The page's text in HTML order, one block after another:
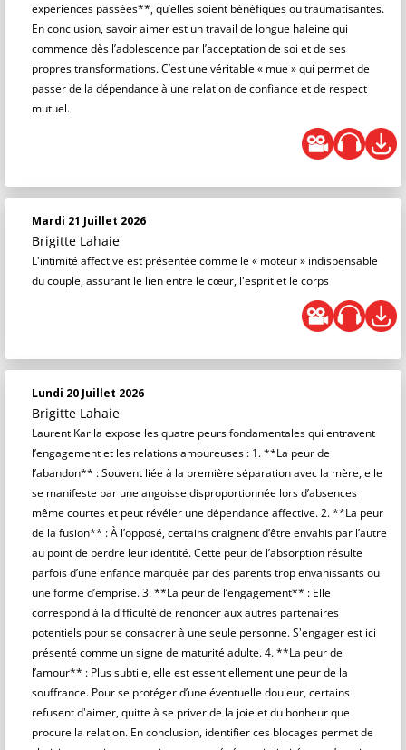
expériences passées**, qu’elles soient bénéfiques ou traumatisantes.
En conclusion, savoir aimer est un travail de longue haleine qui
commence dès l’adolescence par l’acceptation de soi et de ses
propres transformations. C’est une véritable « mue » qui permet de
passer de la dépendance à une relation de confiance et de respect
mutuel.
Mardi 21 Juillet 2026
Brigitte Lahaie
L'intimité affective est présentée comme le « moteur » indispensable
du couple, assurant le lien entre le cœur, l'esprit et le corps
Lundi 20 Juillet 2026
Brigitte Lahaie
Laurent Karila expose les quatre peurs fondamentales qui entravent
l’engagement et les relations amoureuses : 1. **La peur de
l’abandon** : Souvent liée à la première séparation avec la mère, elle
se manifeste par une angoisse disproportionnée lors d’absences
même courtes et peut révéler une dépendance affective. 2. **La peur
de la fusion** : À l’opposé, certains craignent d’être envahis par l’autre
au point de perdre leur identité. Cette peur de l’absorption résulte
parfois d’une enfance marquée par des parents trop envahissants ou
une forme d’emprise. 3. **La peur de l’engagement** : Elle
correspond à la difficulté de renoncer aux autres partenaires
potentiels pour se consacrer à une seule personne. S'engager est ici
présenté comme un signe de maturité adulte. 4. **La peur de
l’amour** : Plus subtile, elle est essentiellement une peur de la
souffrance. Pour se protéger d’une éventuelle douleur, certains
refusent d'aimer, quitte à se priver de la joie et du bonheur que
procure la relation. En conclusion, identifier ces blocages permet de